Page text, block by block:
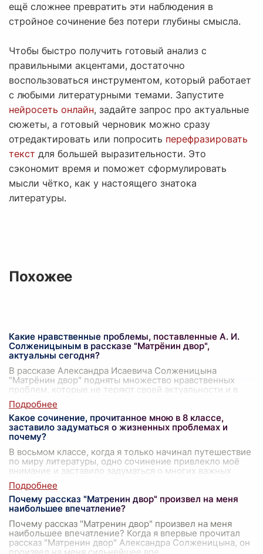
ещё сложнее превратить эти наблюдения в
стройное сочинение без потери глубины смысла.
Чтобы быстро получить готовый анализ с
правильными акцентами, достаточно
воспользоваться инструментом, который работает
с любыми литературными темами. Запустите
нейросеть онлайн, задайте запрос про актуальные
сюжеты, а готовый черновик можно сразу
отредактировать или попросить перефразировать
текст для большей выразительности. Это
сэкономит время и поможет сформулировать
мысли чётко, как у настоящего знатока
литературы.
Похожее
Какие нравственные проблемы, поставленные А. И.
Солженицыным в рассказе "Матрёнин двор",
актуальны сегодня?
В рассказе Александра Исаевича Солженицына
"Матрёнин двор" подняты множество нравственных
проблем, которые не теряют своей актуальности и в
наше время. Первостепенная из них — это
Какое сочинение, прочитанное мною в 8 классе,
заставило задуматься о жизненных проблемах и
почему?
В восьмом классе, когда я только начинал путешествие
по миру литературы, одно сочинение привлекло моё
внимание и заставило задуматься о многих важных
вопросах жизни. Это было произ
Почему рассказ "Матренин двор" произвел на меня
наибольшее впечатление?
Почему рассказ "Матренин двор" произвел на меня
наибольшее впечатление? Когда я впервые прочитал
рассказ "Матренин двор" Александра Солженицына, он